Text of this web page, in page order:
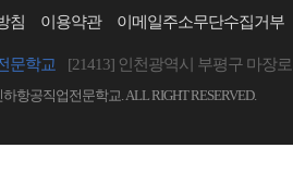
침 이용약관 이메일주소무단수집거부
문학교 [21413] 인천광역시 부평구 마장
하항공직업전문학교. ALL RIGHT RESERVED.